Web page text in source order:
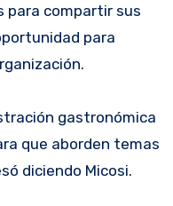
para compartir sus
para
gastronómica
que aborden temas
diciendo Micosi.